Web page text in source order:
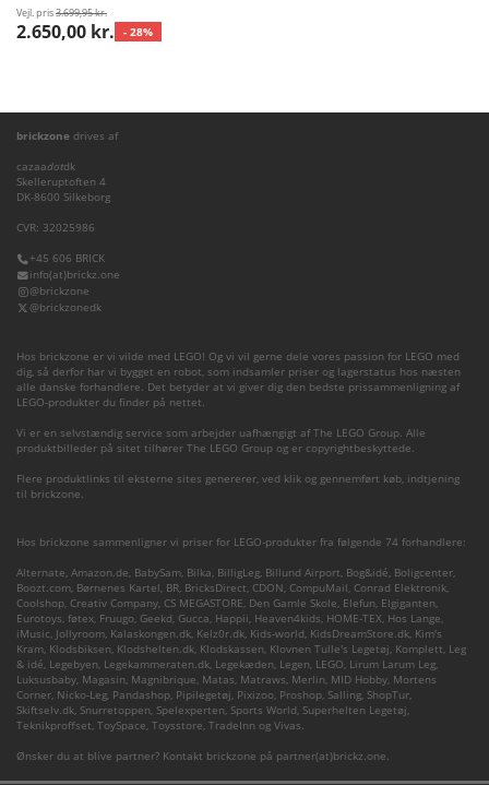
Vejl. pris3.699,95 kr.
2.650,00 kr. - 28%
brickzone drives af
cazaadotdk
Skelleruptoften 4
DK-8600 Silkeborg
CVR: 32025986
+45 606 BRICK
info(at)brickz.one
@brickzone
@brickzonedk
Hos brickzone er vi vilde med LEGO! Og vi vil gerne dele vores passion for LEGO med
dig, så derfor har vi bygget en robot, som indsamler priser og lagerstatus hos næsten
alle danske forhandlere. Det betyder at vi giver dig den bedste prissammenligning af
LEGO-produkter du finder på nettet.
Vi er en selvstændig service som arbejder uafhængigt af The LEGO Group. Alle
produktbilleder på sitet tilhører The LEGO Group og er copyrightbeskyttede.
Flere produktlinks til eksterne sites genererer, ved klik og gennemført køb, indtjening
til brickzone.
Hos brickzone sammenligner vi priser for LEGO-produkter fra følgende 74 forhandlere:
Alternate, Amazon.de, BabySam, Bilka, BilligLeg, Billund Airport, Bog&idé, Boligcenter,
Boozt.com, Børnenes Kartel, BR, BricksDirect, CDON, CompuMail, Conrad Elektronik,
Coolshop, Creativ Company, CS MEGASTORE, Den Gamle Skole, Elefun, Elgiganten,
Eurotoys, føtex, Fruugo, Geekd, Gucca, Happii, Heaven4kids, HOME-TEX, Hos Lange,
iMusic, Jollyroom, Kalaskongen.dk, Kelz0r.dk, Kids-world, KidsDreamStore.dk, Kim's
Kram, Klodsbiksen, Klodshelten.dk, Klodskassen, Klovnen Tulle's Legetøj, Komplett, Leg
& idé, Legebyen, Legekammeraten.dk, Legekæden, Legen, LEGO, Lirum Larum Leg,
Luksusbaby, Magasin, Magnibrique, Matas, Matraws, Merlin, MID Hobby, Mortens
Corner, Nicko-Leg, Pandashop, Pipilegetøj, Pixizoo, Proshop, Salling, ShopTur,
Skiftselv.dk, Snurretoppen, Spelexperten, Sports World, Superhelten Legetøj,
Teknikproffset, ToySpace, Toysstore, TradeInn og Vivas.
Ønsker du at blive partner? Kontakt brickzone på partner(at)brickz.one.